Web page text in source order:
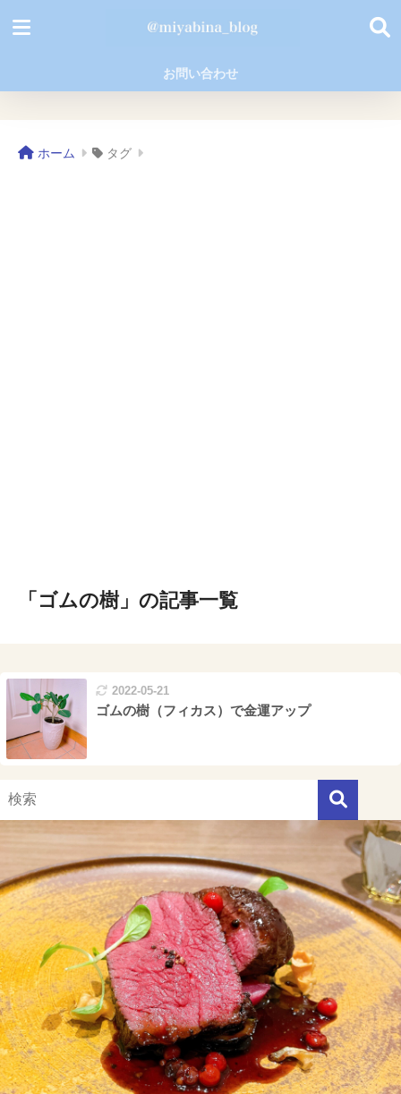
お問い合わせ
ホーム タグ
「ゴムの樹」の記事一覧
2022-05-21
ゴムの樹（フィカス）で金運アップ